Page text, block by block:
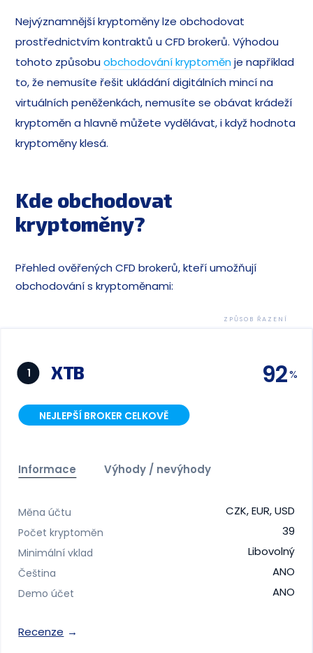
Nejvýznamnější kryptoměny lze obchodovat
prostřednictvím kontraktů u CFD brokerů. Výhodou
tohoto způsobuobchodování kryptoměnje například
to, že nemusíte řešit ukládání digitálních mincí na
virtuálních peněženkách, nemusíte se obávat krádeží
kryptoměn a hlavně můžete vydělávat, i když hodnota
kryptoměny klesá.
Kde obchodovat
kryptoměny?
Přehled ověřených CFD brokerů, kteří umožňují
obchodování s kryptoměnami:
ZPŮSOB ŘAZENÍ
1 XTB
NEJLEPŠÍ BROKER CELKOVĚ
92
Informace Výhody / nevýhody
Měna účtu CZK, EUR, USD
Počet kryptoměn 39
Minimální vklad Libovolný
Čeština ANO
Demo účet ANO
Recenze